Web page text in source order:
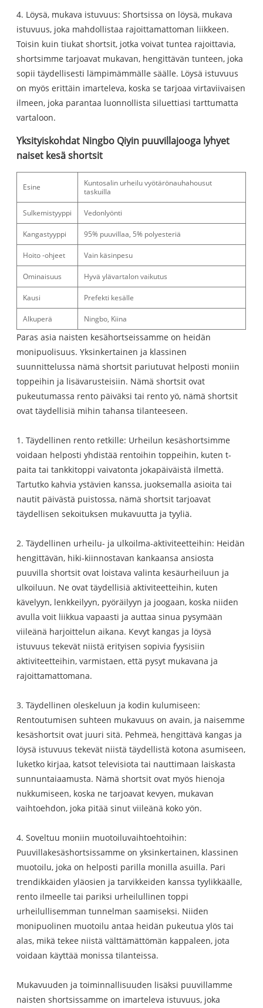
4. Löysä, mukava istuvuus: Shortsissa on löysä, mukava
istuvuus, joka mahdollistaa rajoittamattoman liikkeen.
Toisin kuin tiukat shortsit, jotka voivat tuntea rajoittavia,
shortsimme tarjoavat mukavan, hengittävän tunteen, joka
sopii täydellisesti lämpimämmälle säälle. Löysä istuvuus
on myös erittäin imarteleva, koska se tarjoaa virtaviivaisen
ilmeen, joka parantaa luonnollista siluettiasi tarttumatta
vartaloon.
Yksityiskohdat Ningbo Qiyin puuvillajooga lyhyet
naiset kesä shortsit
Esine
Kuntosalin urheilu vyötärönauhahousut
taskuilla
Sulkemistyyppi Vedonlyönti
Kangastyyppi 95% puuvillaa, 5% polyesteriä
Hoito -ohjeet Vain käsinpesu
Ominaisuus Hyvä ylävartalon vaikutus
Kausi Prefekti kesälle
Alkuperä Ningbo, Kiina
Paras asia naisten kesähortseissamme on heidän
monipuolisuus. Yksinkertainen ja klassinen
suunnittelussa nämä shortsit pariutuvat helposti moniin
toppeihin ja lisävarusteisiin. Nämä shortsit ovat
pukeutumassa rento päiväksi tai rento yö, nämä shortsit
ovat täydellisiä mihin tahansa tilanteeseen.
1. Täydellinen rento retkille: Urheilun kesäshortsimme
voidaan helposti yhdistää rentoihin toppeihin, kuten t-
paita tai tankkitoppi vaivatonta jokapäiväistä ilmettä.
Tartutko kahvia ystävien kanssa, juoksemalla asioita tai
nautit päivästä puistossa, nämä shortsit tarjoavat
täydellisen sekoituksen mukavuutta ja tyyliä.
2. Täydellinen urheilu- ja ulkoilma-aktiviteetteihin: Heidän
hengittävän, hiki-kiinnostavan kankaansa ansiosta
puuvilla shortsit ovat loistava valinta kesäurheiluun ja
ulkoiluun. Ne ovat täydellisiä aktiviteetteihin, kuten
kävelyyn, lenkkeilyyn, pyöräilyyn ja joogaan, koska niiden
avulla voit liikkua vapaasti ja auttaa sinua pysymään
viileänä harjoittelun aikana. Kevyt kangas ja löysä
istuvuus tekevät niistä erityisen sopivia fyysisiin
aktiviteetteihin, varmistaen, että pysyt mukavana ja
rajoittamattomana.
3. Täydellinen oleskeluun ja kodin kulumiseen:
Rentoutumisen suhteen mukavuus on avain, ja naisemme
kesäshortsit ovat juuri sitä. Pehmeä, hengittävä kangas ja
löysä istuvuus tekevät niistä täydellistä kotona asumiseen,
luketko kirjaa, katsot televisiota tai nauttimaan laiskasta
sunnuntaiaamusta. Nämä shortsit ovat myös hienoja
nukkumiseen, koska ne tarjoavat kevyen, mukavan
vaihtoehdon, joka pitää sinut viileänä koko yön.
4. Soveltuu moniin muotoiluvaihtoehtoihin:
Puuvillakesäshortsissamme on yksinkertainen, klassinen
muotoilu, joka on helposti parilla monilla asuilla. Pari
trendikkäiden yläosien ja tarvikkeiden kanssa tyylikkäälle,
rento ilmeelle tai pariksi urheilullinen toppi
urheilullisemman tunnelman saamiseksi. Niiden
monipuolinen muotoilu antaa heidän pukeutua ylös tai
alas, mikä tekee niistä välttämättömän kappaleen, jota
voidaan käyttää monissa tilanteissa.
Mukavuuden ja toiminnallisuuden lisäksi puuvillamme
naisten shortsissamme on imarteleva istuvuus, joka